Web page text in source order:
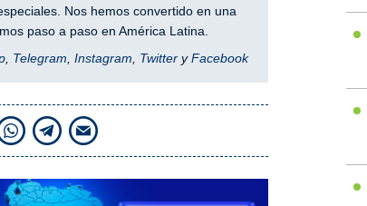
Nos hemos convertido en una
paso a paso en América Latina.
, Telegram, Instagram, TwitteryFacebook